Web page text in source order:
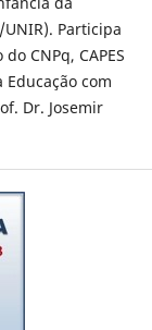
Participa
CNPq, CAPES
Educação com
Dr. Josemir